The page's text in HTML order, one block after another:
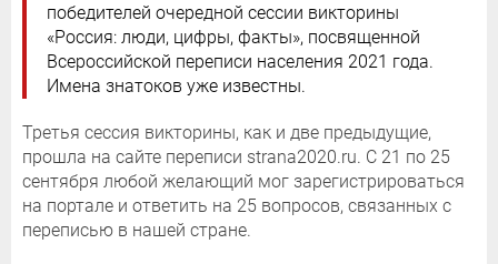
победителей очередной сессии викторины
«Россия: люди, цифры, факты», посвященной
Всероссийской переписи населения 2021 года.
Имена знатоков уже известны.
Третья сессия викторины, как и две предыдущие,
прошла на сайте переписи strana2020.ru. С 21 по 25
сентября любой желающий мог зарегистрироваться
на портале и ответить на 25 вопросов, связанных с
переписью в нашей стране.